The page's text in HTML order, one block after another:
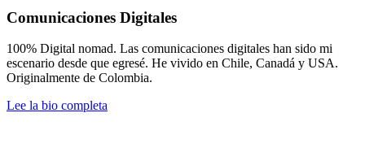
Comunicaciones Digitales
100% Digital nomad. Las comunicaciones digitales han sido mi
escenario desde que egresé. He vivido en Chile, Canadá y USA.
Originalmente de Colombia.
Lee la bio completa